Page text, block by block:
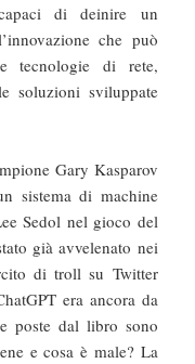
di deinire un
che può
tecnologie di rete,
soluzioni sviluppate
Gary Kasparov
sistema di machine
Sedol nel gioco del
già avvelenato nei
di troll su Twitter
era ancora da
poste dal libro sono
e cosa è male? La